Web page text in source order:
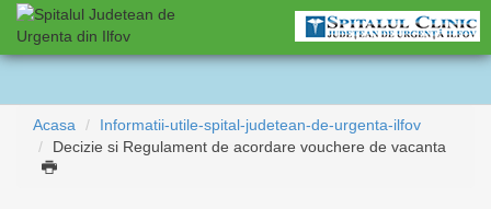
Acasa
Informatii-utile-spital-judetean-de-urgenta-ilfov
Decizie si Regulament de acordare vouchere de vacanta